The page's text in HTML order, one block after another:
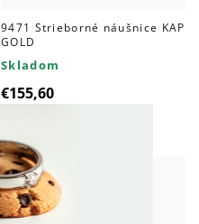
9471 Strieborné náušnice KAP
GOLD
Skladom
€155,60